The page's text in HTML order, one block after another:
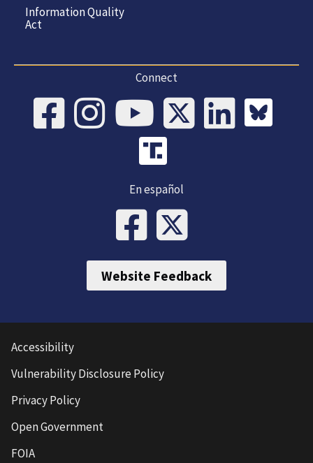
Information Quality
Act
Connect
En español
Website Feedback
Accessibility
Vulnerability Disclosure Policy
Privacy Policy
Open Government
FOIA